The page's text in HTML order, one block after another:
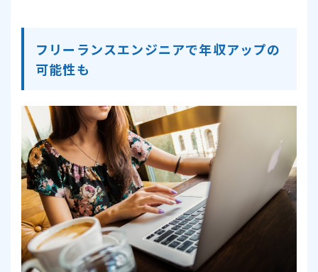
フリーランスエンジニアで年収アップの
可能性も